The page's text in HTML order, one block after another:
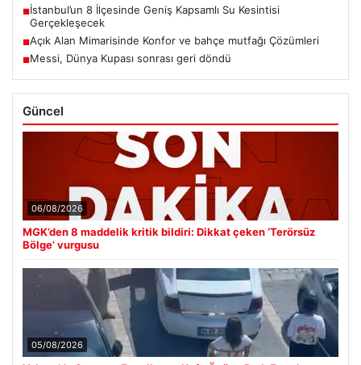
■İstanbul’un 8 İlçesinde Geniş Kapsamlı Su Kesintisi
Gerçekleşecek
■Açık Alan Mimarisinde Konfor ve bahçe mutfağı Çözümleri
■Messi, Dünya Kupası sonrası geri döndü
Güncel
06/08/2026
MGK’den 8 maddelik kritik bildiri: Dikkat çeken ‘Terörsüz
Bölge’ vurgusu
05/08/2026